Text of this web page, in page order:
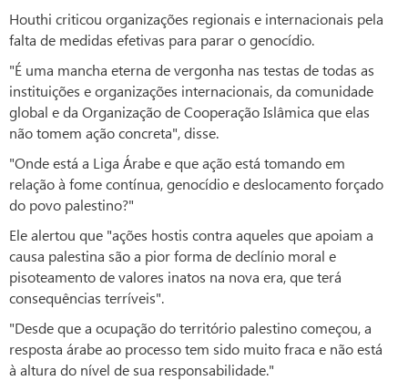
Houthi criticou organizações regionais e internacionais pela
falta de medidas efetivas para parar o genocídio.
"É uma mancha eterna de vergonha nas testas de todas as
instituições e organizações internacionais, da comunidade
global e da Organização de Cooperação Islâmica que elas
não tomem ação concreta", disse.
"Onde está a Liga Árabe e que ação está tomando em
relação à fome contínua, genocídio e deslocamento forçado
do povo palestino?"
Ele alertou que "ações hostis contra aqueles que apoiam a
causa palestina são a pior forma de declínio moral e
pisoteamento de valores inatos na nova era, que terá
consequências terríveis".
"Desde que a ocupação do território palestino começou, a
resposta árabe ao processo tem sido muito fraca e não está
à altura do nível de sua responsabilidade."